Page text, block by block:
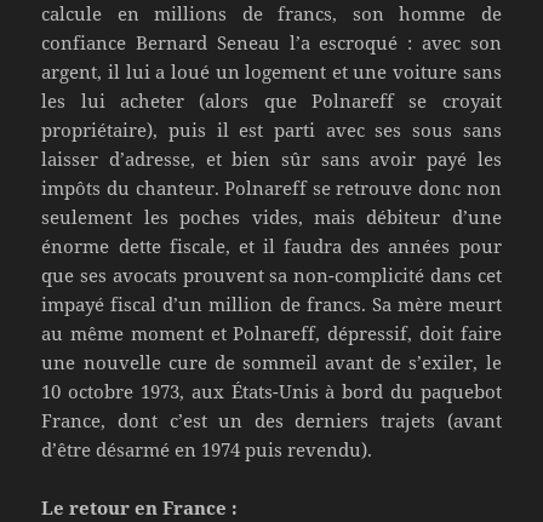
calcule en millions de francs, son homme de
confiance Bernard Seneau l’a escroqué : avec son
argent, il lui a loué un logement et une voiture sans
les lui acheter (alors que Polnareff se croyait
propriétaire), puis il est parti avec ses sous sans
laisser d’adresse, et bien sûr sans avoir payé les
impôts du chanteur. Polnareff se retrouve donc non
seulement les poches vides, mais débiteur d’une
énorme dette fiscale, et il faudra des années pour
que ses avocats prouvent sa non-complicité dans cet
impayé fiscal d’un million de francs. Sa mère meurt
au même moment et Polnareff, dépressif, doit faire
une nouvelle cure de sommeil avant de s’exiler, le
10 octobre 1973, aux États-Unis à bord du paquebot
France, dont c’est un des derniers trajets (avant
d’être désarmé en 1974 puis revendu).
Le retour en France :